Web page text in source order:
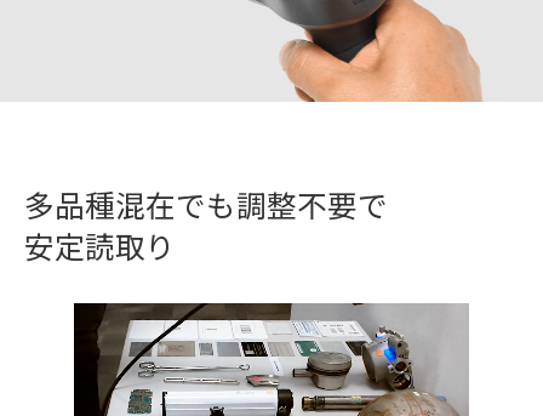
多品種混在でも調整不要で
安定読取り